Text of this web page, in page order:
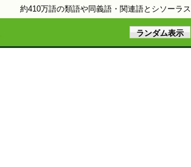
約410万語の類語や同義語・関連語とシソーラス